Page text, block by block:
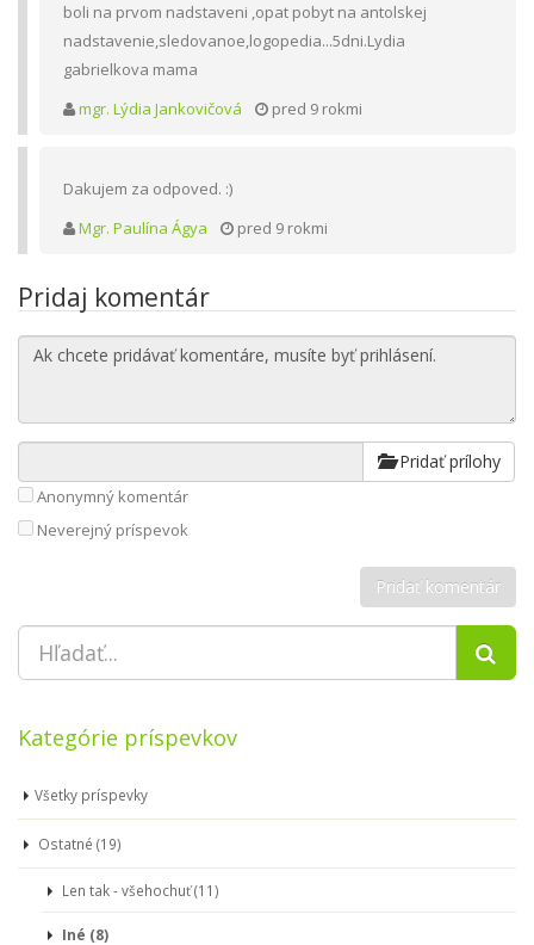
boli na prvom nadstaveni ,opat pobyt na antolskej
nadstavenie,sledovanoe,logopedia...5dni.Lydia
gabrielkova mama
mgr. Lýdia Jankovičová
pred 9 rokmi
Dakujem za odpoved. :)
Mgr. Paulína Ágya
pred 9 rokmi
Pridaj komentár
Pridať prílohy
Anonymný komentár
Neverejný príspevok
Kategórie príspevkov
Všetky príspevky
Ostatné (19)
Len tak - všehochuť (11)
Iné (8)